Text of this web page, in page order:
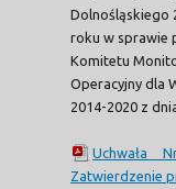
Dolnośląskiego
roku w sprawie
Komitetu
Operacyjny dla
2014-2020 z
Uchwała
Zatwierdzenie